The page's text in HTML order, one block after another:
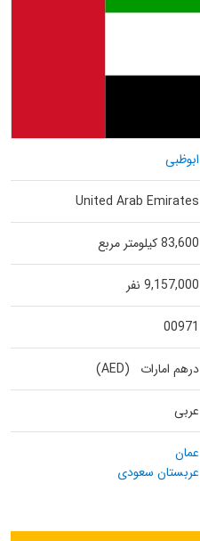
ابوظبی
United Arab Emirates
83,600 کیلومتر مربع
9,157,000 نفر
00971
درهم امارات (AED)
عربی
عمان
عربستان سعودی